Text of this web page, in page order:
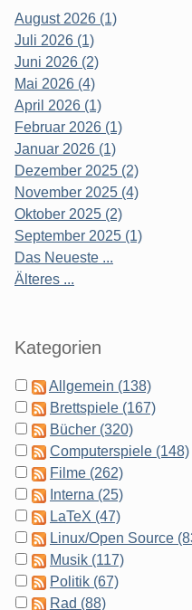
August 2026 (1)
Juli 2026 (1)
Juni 2026 (2)
Mai 2026 (4)
April 2026 (1)
Februar 2026 (1)
Januar 2026 (1)
Dezember 2025 (2)
November 2025 (4)
Oktober 2025 (2)
September 2025 (1)
Das Neueste ...
Älteres ...
Kategorien
Allgemein (138)
Brettspiele (167)
Bücher (320)
Computerspiele (148)
Filme (262)
Interna (25)
LaTeX (47)
Linux/Open Source
Musik (117)
Politik (67)
Rad (88)